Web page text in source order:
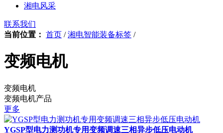
湘电风采
联系我们
当前位置： 首页 / 湘电智能装备标签 /
变频电机
变频电机
变频电机产品
更多
YGSP型电力测功机专用变频调速三相异步低压电动机